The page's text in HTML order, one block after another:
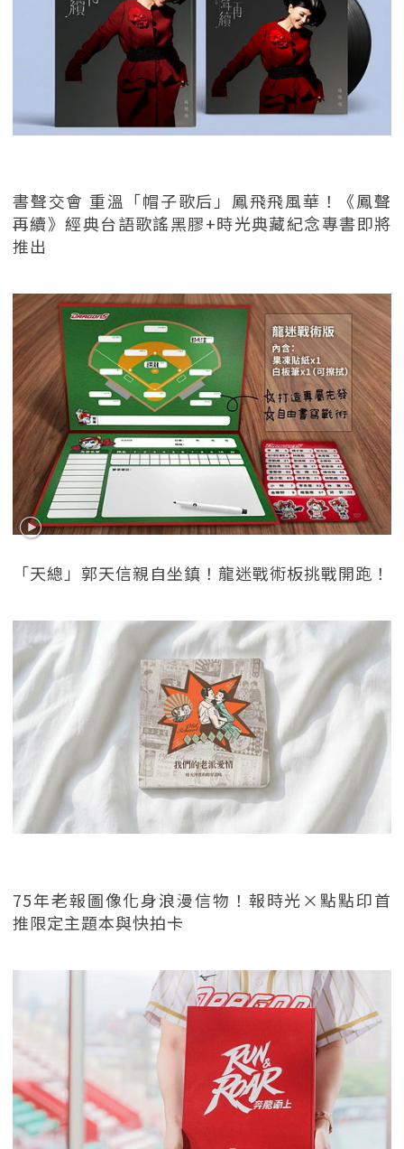
書聲交會 重溫「帽子歌后」鳳飛飛風華！《鳳聲
再續》經典台語歌謠黑膠+時光典藏紀念專書即將
推出
「天總」郭天信親自坐鎮！龍迷戰術板挑戰開跑！
75年老報圖像化身浪漫信物！報時光×點點印首
推限定主題本與快拍卡